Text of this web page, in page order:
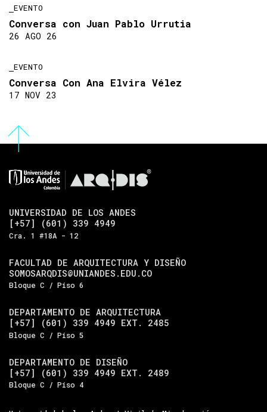
EVENTO
Conversa con Juan Pablo Urrutia
26 AGO 26
EVENTO
Conversa Con Ana Elvira Vélez
17 NOV 23
UNIVERSIDAD DE LOS ANDES
[+57] (601) 339 4949
Cra. 1 #18A - 12
FACULTAD DE ARQUITECTURA Y DISEÑO
SOMOSARQDIS@UNIANDES.EDU.CO
Bloque C / Piso 6
DEPARTAMENTO DE ARQUITECTURA
[+57] (601) 339 4949 EXT. 2485
Bloque C / Piso 5
DEPARTAMENTO DE DISEÑO
[+57] (601) 339 4949 EXT. 2489
Bloque C / Piso 4